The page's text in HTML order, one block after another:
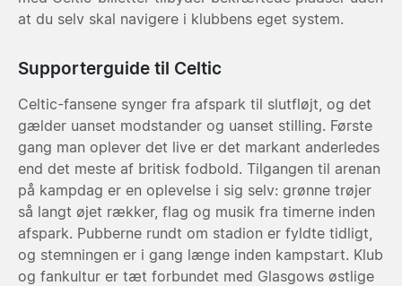
at du selv skal navigere i klubbens eget system.
Supporterguide til Celtic
Celtic-fansene synger fra afspark til slutfløjt, og det
gælder uanset modstander og uanset stilling. Første
gang man oplever det live er det markant anderledes
end det meste af britisk fodbold. Tilgangen til arenan
på kampdag er en oplevelse i sig selv: grønne trøjer
så langt øjet rækker, flag og musik fra timerne inden
afspark. Pubberne rundt om stadion er fyldte tidligt,
og stemningen er i gang længe inden kampstart. Klub
og fankultur er tæt forbundet med Glasgows østlige